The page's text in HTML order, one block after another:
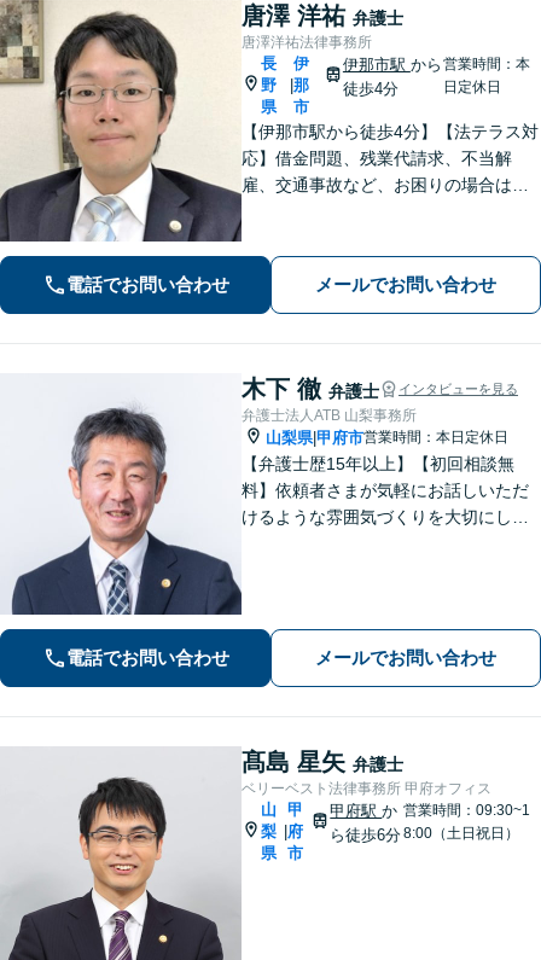
唐澤 洋祐 弁護士
唐澤洋祐法律事務所
長
野
県
|
伊
那
市
伊那市駅 から
徒歩4分
営業時間：本
日定休日
【伊那市駅から徒歩4分】【法テラス対
応】借金問題、残業代請求、不当解
雇、交通事故など、お困りの場合はす
ます!【秘密厳守】【破産管財人】
電話でお問い合わせ メールでお問い合わせ
木下 徹 弁護士 インタビューを見る
弁護士法人ATB 山梨事務所
山梨県|甲府市営業時間：本日定休日
【弁護士歴15年以上】【初回相談無
料】依頼者さまが気軽にお話しいただ
けるような雰囲気づくりを大切にして
電話でお問い合わせ メールでお問い合わせ
髙島 星矢 弁護士
ベリーベスト法律事務所 甲府オフィス
山
梨
県
甲
府
市
甲府駅か
ら徒歩6分
営業時間：09:30~1
8:00（土日祝日）